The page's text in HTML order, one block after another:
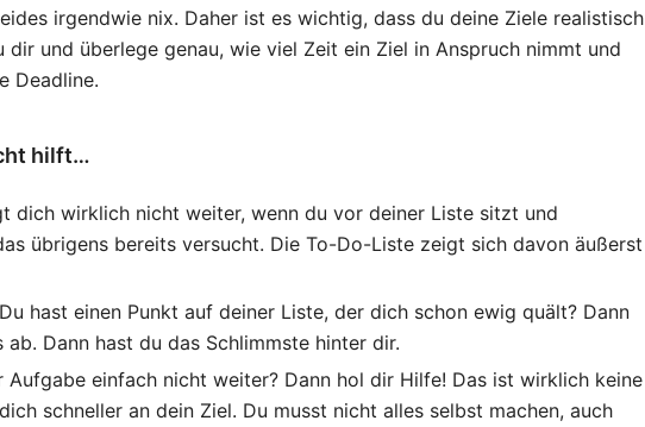
irgendwie nix. Daher ist es wichtig, dass du deine Ziele realistisch
dir und überlege genau, wie viel Zeit ein Ziel in Anspruch nimmt und
Deadline.
hilft…
dich wirklich nicht weiter, wenn du vor deiner Liste sitzt und
übrigens bereits versucht. Die To-Do-Liste zeigt sich davon äußerst
hast einen Punkt auf deiner Liste, der dich schon ewig quält? Dann
Dann hast du das Schlimmste hinter dir.
Aufgabe einfach nicht weiter? Dann hol dir Hilfe! Das ist wirklich keine
schneller an dein Ziel. Du musst nicht alles selbst machen, auch